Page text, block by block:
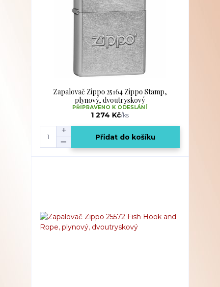
Zapalovač Zippo 25164 Zippo Stamp,
plynový, dvoutryskový
1 274 Kč/ks
PŘIPRAVENO K ODESLÁNÍ
Přidat do košíku